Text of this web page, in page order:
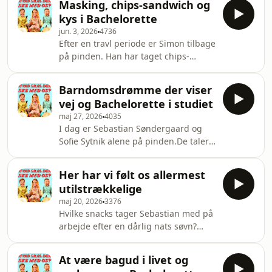
ansvar.Fø
frihed og hverdagens bekymringer,
og så opstår der naturligvis også en
samtale om køleskabe. Derudover er
der snacks på menuen, og som altid
vender de den seneste udvikling i
Bachelorette.Følg os på
instagram:HVAD SKAL DER SKE MED
OS: https://www.instag
Masking, chips-sandwich og
kys i Bachelorette
jun. 3, 20264736
Efter en travl periode er Simon tilbage
på pinden. Han har taget chips-
modtagelse. Derudover taler Simon,
Sebastian og Sofie om masking,
hvordan vi tilpasser os forskellige
sociale situationer, og hvilken
betydning barndommen har for den
person, vi bliver som voksne. Som
altid bliver der også vendt endnu en
begivenhedsrig uge af Bac
Barndomsdrømme der viser
vej og Bachelorette i studiet
maj 27, 20264035
I dag er Sebastian Søndergaard og
Sofie Sytnik alene på pinden.De taler
Derudover er der fokus på gode
snacks, og Sebastian giver endnu et
recap af ugens Bachelorette.Følg os
på instagram:HVAD SKAL DER SKE
MED OS:
https://www.instagram.com/hvadskalderskemedos/
SYTNIK:
https://www.instagram.com/sofiesytnik/SIMON
Her har vi følt os allermest
utilstrækkelige
maj 20, 20263376
Hvilke snacks tager Sebastian med på
arbejde efter en dårlig nats søvn?
egentlig følelsen af utilstrækkelighed?
At være bagud i livet og